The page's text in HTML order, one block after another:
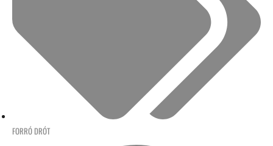
FORRÓ DRÓT